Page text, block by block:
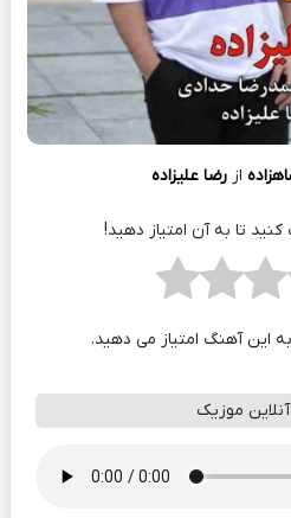
از رضا علیزاده
تا به آن امتیاز دهید!
این آهنگ امتیاز می دهید.
موزیک